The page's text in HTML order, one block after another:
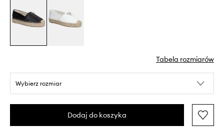
Tabela rozmiarów
Wybierz rozmiar
Dodaj do koszyka